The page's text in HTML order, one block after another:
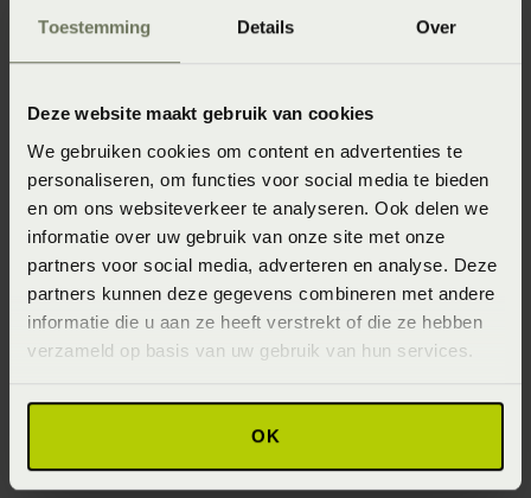
Toestemming Details Over
Deze website maakt gebruik van cookies
We gebruiken cookies om content en advertenties te
personaliseren, om functies voor social media te bieden
en om ons websiteverkeer te analyseren. Ook delen we
informatie over uw gebruik van onze site met onze
partners voor social media, adverteren en analyse. Deze
partners kunnen deze gegevens combineren met andere
informatie die u aan ze heeft verstrekt of die ze hebben
verzameld op basis van uw gebruik van hun services.
OK
vermindering van je klachten. Wij houden rekening met
je fysieke klachten. Met onze
we samen kunnen kijken naar het beste matras voor jouw
eigen lijf.
Ben je warmtegevoelig? Let op het
materiaal in het matras
Heb je het snel warm en transpireer je veel, hou dan
rekening met aan aantal zaken. Het dekbed moet
voldoende kunnen ademen. Daarbij kan het zijn dat er in
de tijk van het matras polyester is gebruikt. Dat zijn twee
zaken die van invloed kunnen zijn op de warmtebeleving
op je matras.